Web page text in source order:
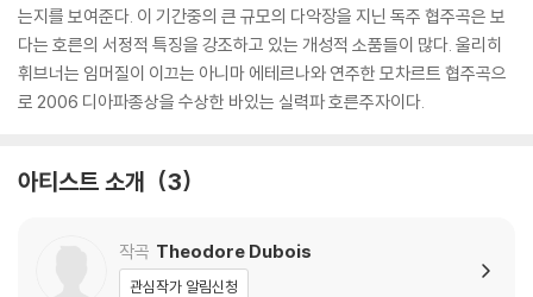
는지를 보여준다. 이 기간중의 큰 규모의 다악장을 지닌 독주 협주곡은 보
다는 호른의 서정적 특징을 강조하고 있는 개성적 소품들이 많다. 울리히
휘브너는 임머질이 이끄는 아니마 에테르나와 연주한 모차르트 협주곡으
로 2006 디아파종상을 수상한 바있는 실력파 호른주자이다.
아티스트 소개 3
작곡 Theodore Dubois
관심작가 알림신청